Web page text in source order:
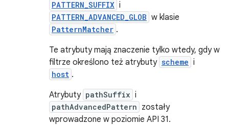
PATTERN_SUFFIX i
PATTERN_ADVANCED_GLOB w klasie
PatternMatcher .
Te atrybuty mają znaczenie tylko wtedy, gdy w
filtrze określono też atrybuty scheme i
host .
Atrybuty pathSuffix i
pathAdvancedPattern zostały
wprowadzone w poziomie API 31.